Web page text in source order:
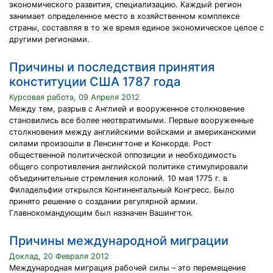
экономического развития, специализацию. Каждый регион
занимает определенное место в хозяйственном комплексе
страны, составляя в то же время единое экономическое целое с
другими регионами.
Причины и последствия принятия
конституции США 1787 года
Курсовая работа, 09 Апреля 2012
Между тем, разрыв с Англией и вооруженное столкновение
становились все более неотвратимыми. Первые вооруженные
столкновения между английскими войсками и американскими
силами произошли в Ленсингтоне и Конкорде. Рост
общественной политической оппозиции и необходимость
общего сопротивления английской политике стимулировали
объединительные стремления колоний. 10 мая 1775 г. в
Филадельфии открылся Континентальный Конгресс. Было
принято решение о создании регулярной армии.
Главнокомандующим был назначен Вашингтон.
Причины международной миграции
Доклад, 20 Февраля 2012
Международная миграция рабочей силы – это перемещение